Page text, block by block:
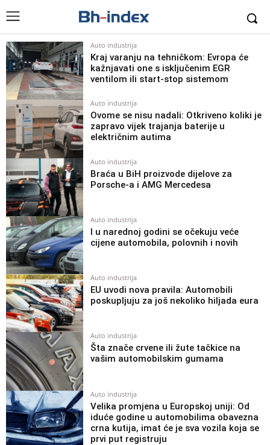
Auto industrija
Kraj varanju na tehničkom: Evropa će
kažnjavati one s isključenim EGR
ventilom ili start-stop sistemom
Auto industrija
Ovome se nisu nadali: Otkriveno koliki je
zapravo vijek trajanja baterije u
električnim autima
Auto industrija
Braća u BiH proizvode dijelove za
Porsche-a i AMG Mercedesa
Auto industrija
I u narednoj godini se očekuju veće
cijene automobila, polovnih i novih
Auto industrija
EU uvodi nova pravila: Automobili
poskupljuju za još nekoliko hiljada eura
Auto industrija
Šta znače crvene ili žute tačkice na
vašim automobilskim gumama
Auto industrija
Velika promjena u Europskoj uniji: Od
iduće godine u automobilima obavezna
crna kutija, imat će je sva vozila koja se
prvi put registruju